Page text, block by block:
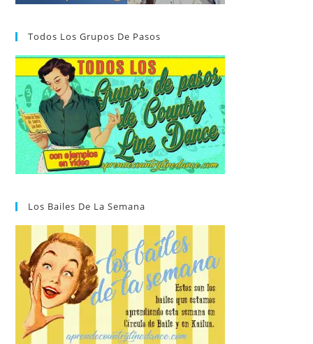
Todos Los Grupos De Pasos
Los Bailes De La Semana